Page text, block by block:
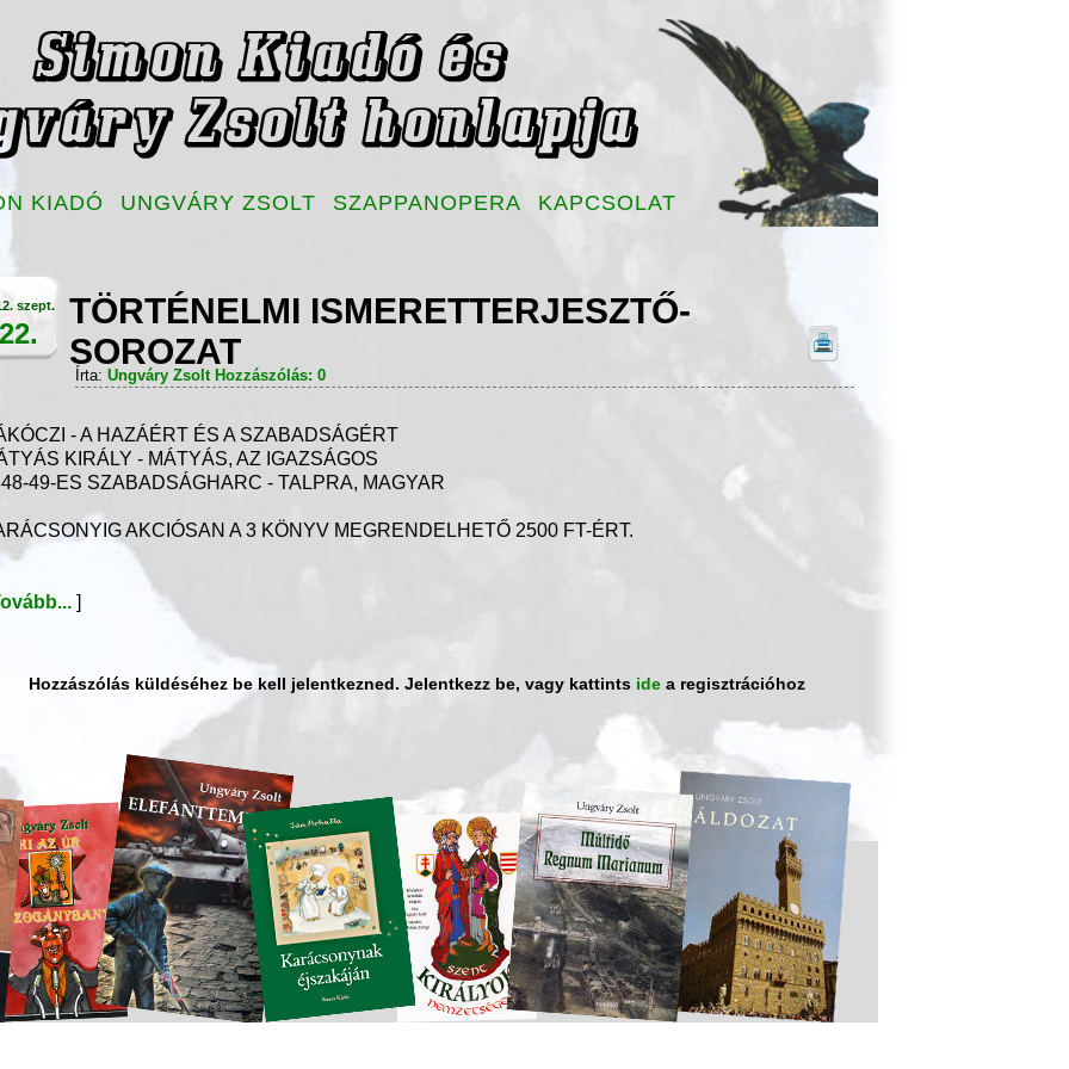
KIADÓ UNGVÁRY ZSOLT SZAPPANOPERA KAPCSOLAT
szept.
TÖRTÉNELMI ISMERETTERJESZTŐ-
SOROZAT
Írta: Ungváry Zsolt Hozzászólás: 0
- A HAZÁÉRT ÉS A SZABADSÁGÉRT
KIRÁLY - MÁTYÁS, AZ IGAZSÁGOS
49-ES SZABADSÁGHARC - TALPRA, MAGYAR
AKCIÓSAN A 3 KÖNYV MEGRENDELHETŐ 2500 FT-ÉRT.
]
Hozzászólás küldéséhez be kell jelentkezned. Jelentkezz be, vagy kattints ide a regisztrációhoz